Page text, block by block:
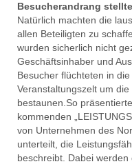
Besucherandrang
Natürlich machten die
allen Beteiligten zu
wurden sicherlich nicht
Geschäftsinhaber und
Besucher flüchteten in
Veranstaltungszelt um
bestaunen.So
kommenden
von Unternehmen des
unterteilt, die
beschreibt. Dabei